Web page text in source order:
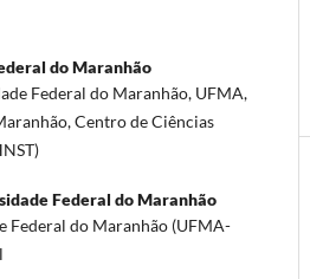
do Maranhão
Federal do Maranhão, UFMA,
Centro de Ciências
Federal do Maranhão
Federal do Maranhão (UFMA-